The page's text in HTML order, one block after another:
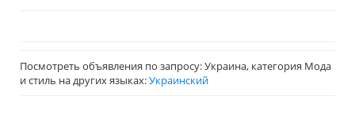
Посмотреть объявления по запросу: Украина, категория Мода
и стиль на других языках:Украинский